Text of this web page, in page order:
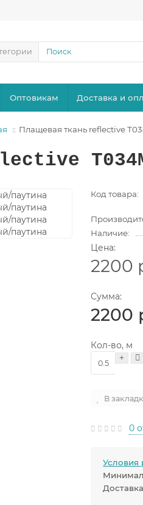
Оптовикам Доставка и
Плащевая ткань reflective
Т034М
Код товара:
Наличие:
Цена:
2200
Сумма:
2200
Кол-во, м
В
0
Условия